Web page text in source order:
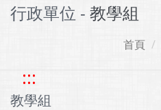
行政單位 - 教學組
首頁
:::
教學組